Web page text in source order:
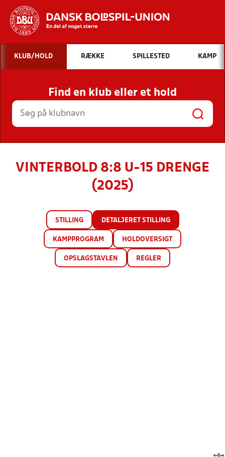
Hvad vil du søge efter?
INDHOLD OG NYHEDER
STILLINGER, RESULTATER, KLUBBER OG
HOLD
KLUB/HOLD RÆKKE SPILLESTED KAMP
Find en klub eller et hold
VINTERBOLD 8:8 U-15 DRENGE
(2025)
STILLING DETALJERET STILLING
KAMPPROGRAM HOLDOVERSIGT
OPSLAGSTAVLEN REGLER